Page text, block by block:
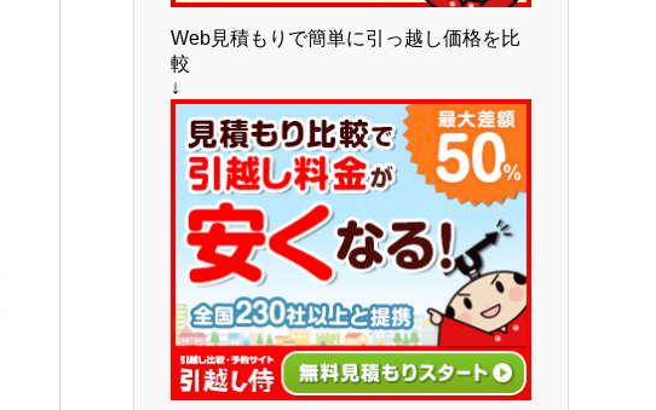
Web見積もりで簡単に引っ越し価格を比
較
↓